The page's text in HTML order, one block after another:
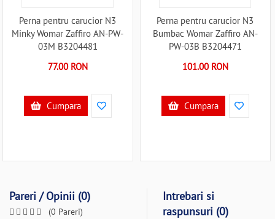
Perna pentru carucior N3
Minky Womar Zaffiro AN-PW-
03M B3204481
77.00 RON
Cumpara
Perna pentru carucior N3
Bumbac Womar Zaffiro AN-
PW-03B B3204471
101.00 RON
Cumpara
Pareri / Opinii (0)
(0 Pareri)
Intrebari si
raspunsuri (0)